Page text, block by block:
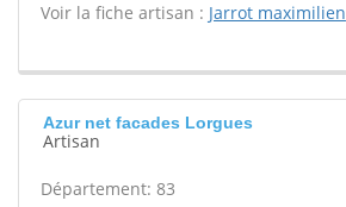
Voir la fiche artisan : Jarrot maximilien
Azur net facades Lorgues
Artisan
Département: 83